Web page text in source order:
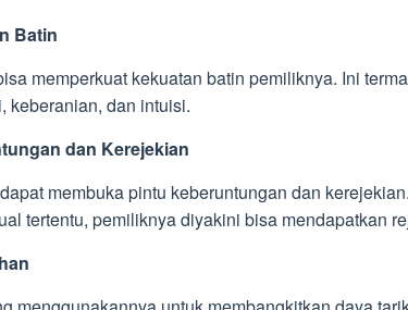
Batin
memperkuat kekuatan batin pemiliknya. Ini
keberanian, dan intuisi.
dan Kerejekian
membuka pintu keberuntungan dan
tertentu, pemiliknya diyakini bisa mendapatkan